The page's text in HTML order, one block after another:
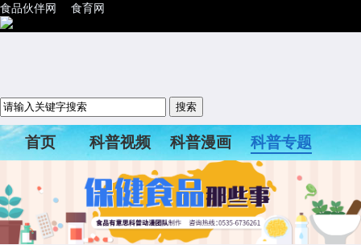
食品伙伴网 食育网
首页 科普视频 科普漫画
科普专题